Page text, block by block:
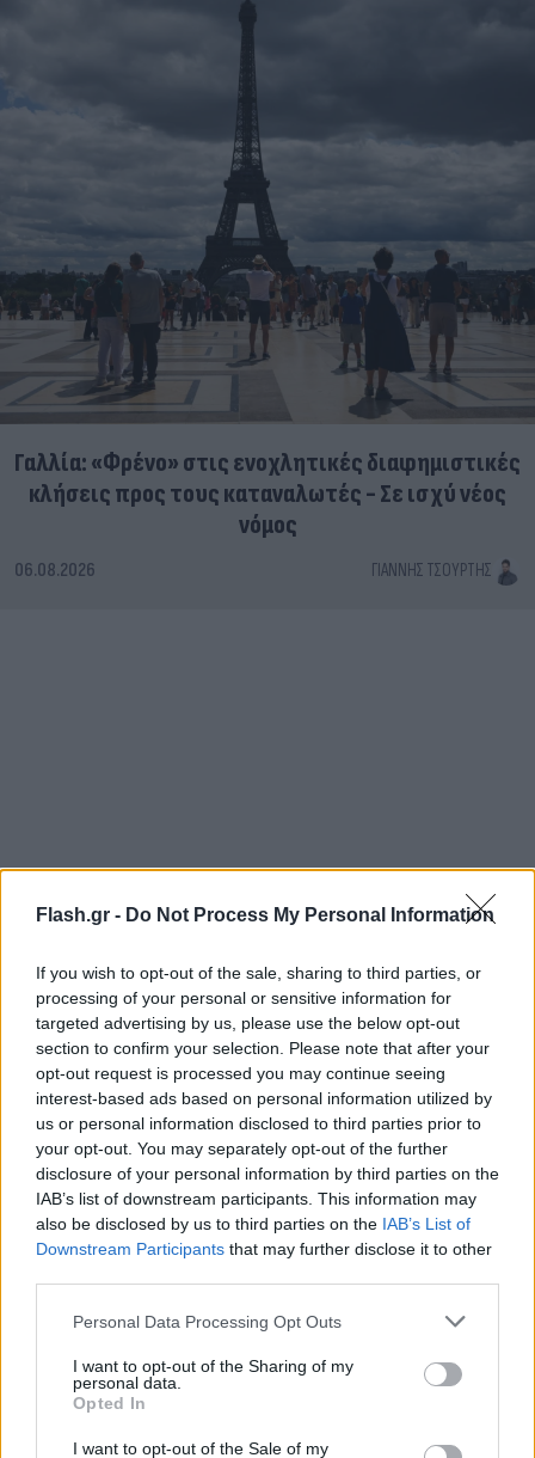
Flash.gr - Do Not Process My Personal Information
If you wish to opt-out of the sale, sharing to third parties, or
processing of your personal or sensitive information for
targeted advertising by us, please use the below opt-out
section to confirm your selection. Please note that after your
opt-out request is processed you may continue seeing
interest-based ads based on personal information utilized by
us or personal information disclosed to third parties prior to
your opt-out. You may separately opt-out of the further
disclosure of your personal information by third parties on the
IAB’s list of downstream participants. This information may
also be disclosed by us to third parties on the IAB’s List of
Downstream Participants that may further disclose it to other
Please note that this website/app uses one or more Google
not limited to your visit or usage behaviour. You may click to
grant or deny consent to Google and its third-party tags to
use your data for below specified purposes in below Google
consent section.
Personal Data Processing Opt Outs
I want to opt-out of the Sharing of my
personal data.
Opted In
I want to opt-out of the Sale of my
Γαλλία: «Φρένο» στις ενοχλητικές διαφημιστικές
κλήσεις προς τους καταναλωτές - Σε ισχύ νέος
νόμος
06.08.2026 ΓΙΆΝΝΗΣ ΤΣΟΎΡΤΗΣ